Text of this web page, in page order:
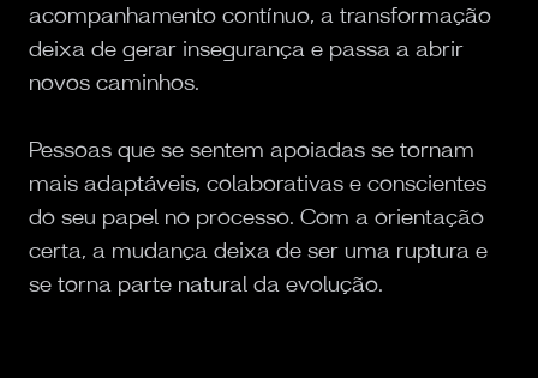
acompanhamento contínuo, a transformação
deixa de gerar insegurança e passa a abrir
novos caminhos.
Pessoas que se sentem apoiadas se tornam
mais adaptáveis, colaborativas e conscientes
do seu papel no processo. Com a orientação
certa, a mudança deixa de ser uma ruptura e
se torna parte natural da evolução.